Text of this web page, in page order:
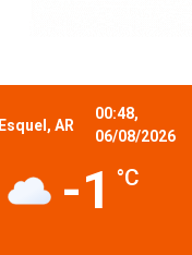
Esquel, AR
00:48,
06/08/2026
-1 °C